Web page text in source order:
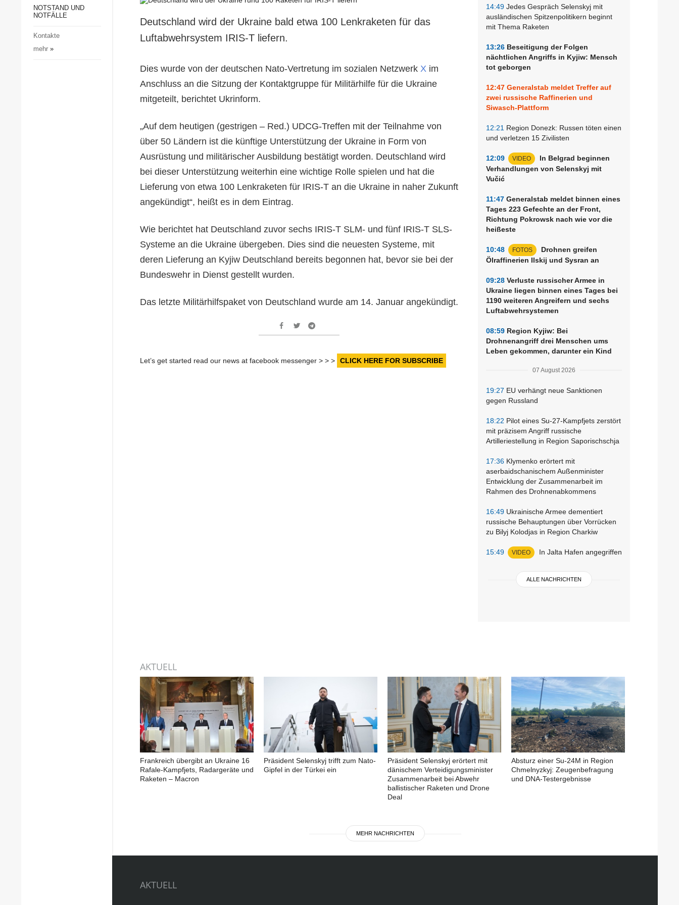
Gesellschaft und Kultur
NOTSTAND UND
NOTFÄLLE
Kontakte
mehr»
14:49 Jedes Gespräch Selenskyj mit
ausländischen Spitzenpolitikern beginnt
mit Thema Raketen
13:26 Beseitigung der Folgen
nächtlichen Angriffs in Kyjiw: Mensch
tot geborgen
12:47 Generalstab meldet Treffer auf
zwei russische Raffinerien und
Siwasch-Plattform
12:21 Region Donezk: Russen töten einen
und verletzen 15 Zivilisten
12:09 VIDEO
In Belgrad beginnen
Verhandlungen von Selenskyj mit
Vučić
11:47 Generalstab meldet binnen eines
Tages 223 Gefechte an der Front,
Richtung Pokrowsk nach wie vor die
heißeste
10:48 FOTOS
Drohnen greifen
Ölraffinerien Ilskij und Sysran an
09:28 Verluste russischer Armee in
Ukraine liegen binnen eines Tages bei
1190 weiteren Angreifern und sechs
Luftabwehrsystemen
08:59 Region Kyjiw: Bei
Drohnenangriff drei Menschen ums
Leben gekommen, darunter ein Kind
07 August 2026
19:27 EU verhängt neue Sanktionen
gegen Russland
18:22 Pilot eines Su-27-Kampfjets zerstört
mit präzisem Angriff russische
Artilleriestellung in Region Saporischschja
17:36 Klymenko erörtert mit
aserbaidschanischem Außenminister
Entwicklung der Zusammenarbeit im
Rahmen des Drohnenabkommens
16:49 Ukrainische Armee dementiert
russische Behauptungen über Vorrücken
zu Bilyj Kolodjas in Region Charkiw
15:49 VIDEO In Jalta Hafen angegriffen
ALLE NACHRICHTEN
Deutschland wird der Ukraine bald etwa 100 Lenkraketen für das
Luftabwehrsystem IRIS-T liefern.
Dies wurde von der deutschen Nato-Vertretung im sozialen Netzwerk X im
Anschluss an die Sitzung der Kontaktgruppe für Militärhilfe für die Ukraine
mitgeteilt, berichtet Ukrinform.
„Auf dem heutigen (gestrigen – Red.) UDCG-Treffen mit der Teilnahme von
über 50 Ländern ist die künftige Unterstützung der Ukraine in Form von
Ausrüstung und militärischer Ausbildung bestätigt worden. Deutschland wird
bei dieser Unterstützung weiterhin eine wichtige Rolle spielen und hat die
Lieferung von etwa 100 Lenkraketen für IRIS-T an die Ukraine in naher Zukunft
angekündigt“, heißt es in dem Eintrag.
Wie berichtet hat Deutschland zuvor sechs IRIS-T SLM- und fünf IRIS-T SLS-
Systeme an die Ukraine übergeben. Dies sind die neuesten Systeme, mit
deren Lieferung an Kyjiw Deutschland bereits begonnen hat, bevor sie bei der
Bundeswehr in Dienst gestellt wurden.
Das letzte Militärhilfspaket von Deutschland wurde am 14. Januar angekündigt.
Let’s get started read our news at facebook messenger > > > CLICK HERE FOR SUBSCRIBE
AKTUELL
Frankreich übergibt an Ukraine 16
Rafale-Kampfjets, Radargeräte und
Raketen – Macron
Präsident Selenskyj trifft zum Nato-
Gipfel in der Türkei ein
Präsident Selenskyj erörtert mit
dänischem Verteidigungsminister
Zusammenarbeit bei Abwehr
ballistischer Raketen und Drone
Deal
Absturz einer Su-24M in Region
Chmelnyzkyj: Zeugenbefragung
und DNA-Testergebnisse
MEHR NACHRICHTEN
AKTUELL